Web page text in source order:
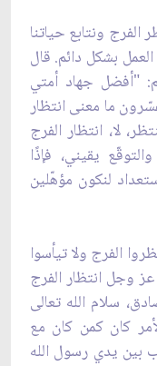
الفرج ونتابع حياتنا
بشكل دائم. قال
"أفضل جهاد أمتي
ما معنى انتظار
لا، انتظار الفرج
يقيني، فإذًا
لنكون مؤهّلين
الفرج ولا تيأسوا
وجل انتظار الفرج
سلام الله تعالى
كان كمن كان مع
بين يدي رسول الله